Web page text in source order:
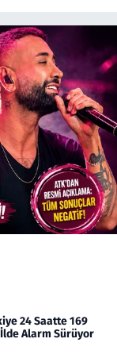
24 Saatte 169
Alarm Sürüyor